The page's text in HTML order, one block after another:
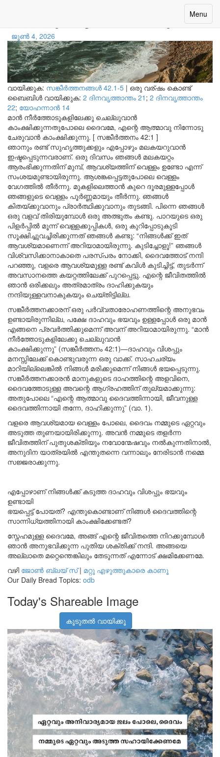
Toggle
Menu
ജൂൺ 4, 2026
വായിക്കുക: സങ്കീര്‍ത്തനങ്ങള്‍ 42.1-5 | ഒരു വര്ഷം കൊണ്ട്
ബൈബിൾ വായിക്കുക: 2 ദിനവൃത്താന്തം 21 ; 2 ദിനവൃത്താന്തം
22; യോഹന്നാന്‍ 14
മാൻ നീർത്തോടുകളിലേക്കു ചെല്ലുവാൻ
കാംക്ഷിക്കുന്നതുപോലെ ദൈവമേ, എന്റെ ആത്മാവു നിന്നോടു
ചേരുവാൻ കാംക്ഷിക്കുന്നു. [ സങ്കീർത്തനം 42:1 ]
ഞാനും രണ്ട് സുഹൃത്തുക്കളും എപ്പോഴും മലകയറുവാൻ
ഇഷ്ടപ്പെടുന്നവരാണ്. ഒരു ദിവസം ഞങ്ങൾ മലകയറ്റം
ആരംഭിക്കുന്നതിന് മുമ്പ്, ആവശ്യത്തിന് വെള്ളം ഉണ്ടോ എന്ന്
സംശയമുണ്ടായിരുന്നു. ആശങ്കപ്പെട്ടതുപോലെ വെള്ളം
വേഗത്തിൽ തീർന്നു. മുകളിലെത്താൻ കുറെ ദൂരമുള്ളപ്പോൾ
ഞങ്ങളുടെ വെള്ളം പൂർണ്ണമായും തീർന്നു. ഞങ്ങൾ
കിതയ്ക്കുവാനും പ്രാർത്ഥിക്കുവാനും തുടങ്ങി. പിന്നെ ഞങ്ങൾ
ഒരു വളവ് തിരിയുമ്പോൾ ഒരു അത്ഭുതം കണ്ടു. പാറയുടെ ഒരു
പിളർപ്പിൽ മൂന്ന് വെള്ളക്കുപ്പികൾ, ഒരു കുറിപ്പോടുകൂടി
സൂക്ഷിച്ചുവച്ചിരിക്കുന്നത് ഞങ്ങൾ കണ്ടു: “നിങ്ങൾക്ക് ഇത്
ആവശ്യമാണെന്ന് അറിയാമായിരുന്നു. കുടിച്ചോളൂ!” ഞങ്ങൾ
വിശ്വസിക്കാനാകാതെ പരസ്പരം നോക്കി, ദൈവത്തോട് നന്ദി
പറഞ്ഞു, വളരെ ആവശ്യമുള്ള രണ്ട് കവിൾ കുടിച്ചിട്ട്, തുടർന്ന്
അവസാനത്തെ കയറ്റത്തിലേക്ക് പുറപ്പെട്ടു. എന്റെ ജീവിതത്തിൽ
ഞാൻ ഒരിക്കലും അത്രമാത്രം ദാഹിക്കുകയും
നന്ദിയുള്ളവനാകുകയും ചെയ്തിട്ടില്ല.
സങ്കീർത്തനക്കാരന് ഒരു പർവ്വതാരോഹണത്തിന്റെ അനുഭവം
ഉണ്ടായിരുന്നില്ല, പക്ഷേ ദാഹവും ഭയവും ഉള്ളപ്പോൾ ഒരു മാൻ
എങ്ങനെ പ്രവർത്തിക്കുമെന്ന് അവന് അറിയാമായിരുന്നു. “മാൻ
നീർത്തോടുകളിലേക്കു ചെല്ലുവാൻ
കാംക്ഷിക്കുന്നു” (സങ്കീർത്തനം 42:1)—ദാഹവും വിശപ്പും
മനസ്സിലേക്ക് കൊണ്ടുവരുന്ന ഒരു വാക്ക്. സാഹചര്യം
മാറിയില്ലെങ്കിൽ നിങ്ങൾ മരിക്കുമെന്ന് നിങ്ങൾ ഭയപ്പെടുന്നു.
സങ്കീർത്തനക്കാരൻ മാനുകളുടെ ദാഹത്തിന്റെ അളവിനെ,
ദൈവത്തോടുള്ള അവന്റെ ആഗ്രഹത്തിന് തുല്യമാക്കുന്നു:
അതുപോലെ “എന്റെ ആത്മാവു ദൈവത്തിന്നായി, ജീവനുള്ള
ദൈവത്തിന്നായി തന്നേ, ദാഹിക്കുന്നു” (വാ. 1).
വളരെ ആവശ്യമായ വെള്ളം പോലെ, ദൈവം നമ്മുടെ ഏറ്റവും
അടുത്ത തുണയായിരിക്കുന്നു. അവൻ നമ്മുടെ തളർന്ന
ജീവിതത്തിന് പുതുശക്തിയും നവോന്മേഷവും നൽകുന്നതിനാൽ,
അനുദിന യാത്രയിൽ എന്തുതന്നെ വന്നാലും നേരിടാൻ നമ്മെ
സജ്ജരാക്കുന്നു.
എപ്പോഴാണ് നിങ്ങൾക്ക് കടുത്ത ദാഹവും വിശപ്പും ഭയവും
ഉണ്ടായി
ഭയപ്പെട്ട് പോയത്? എന്തുകൊണ്ടാണ് നിങ്ങൾ ദൈവത്തിന്റെ
സാന്നിധ്യത്തിനായി കാംക്ഷിക്കേണ്ടത്?
സ്നേഹമുള്ള ദൈവമേ, അങ്ങ് എന്റെ ജീവിതത്തെ നിറക്കുമ്പോൾ
ഞാൻ അനുഭവിക്കുന്ന പുതിയ ശക്തിക്ക് നന്ദി. അങ്ങയെ
അല്ലാതെ മറ്റെന്തെങ്കിലും തേടുന്നത് എന്നോട് ക്ഷമിക്കേണമേ.
വഴി ജോൺ ബ്ലയ് സ്| മറ്റു എഴുത്തുകാരെ കാണൂ
Our Daily Bread Topics: odb
Today's Shareable Image
കൂടുതൽ വായിക്കൂ